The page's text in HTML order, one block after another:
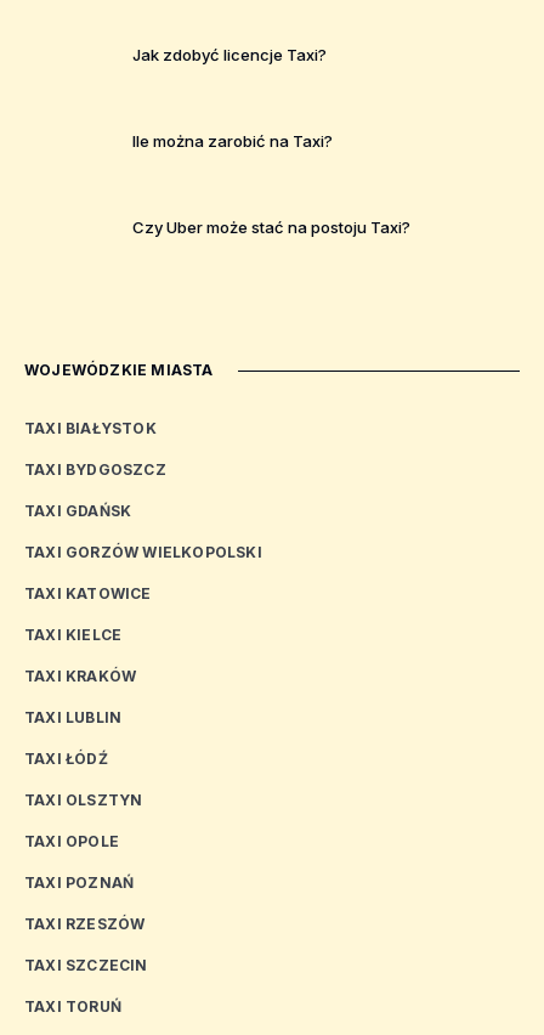
Jak zdobyć licencje Taxi?
Ile można zarobić na Taxi?
Czy Uber może stać na postoju Taxi?
WOJEWÓDZKIE MIASTA
TAXI BIAŁYSTOK
TAXI BYDGOSZCZ
TAXI GDAŃSK
TAXI GORZÓW WIELKOPOLSKI
TAXI KATOWICE
TAXI KIELCE
TAXI KRAKÓW
TAXI LUBLIN
TAXI ŁÓDŹ
TAXI OLSZTYN
TAXI OPOLE
TAXI POZNAŃ
TAXI RZESZÓW
TAXI SZCZECIN
TAXI TORUŃ